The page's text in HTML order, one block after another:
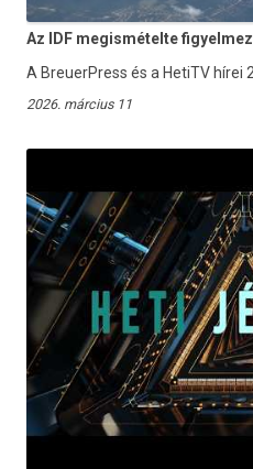
Az IDF megismételte
A BreuerPress és a HetiTV hírei
2026. március 11